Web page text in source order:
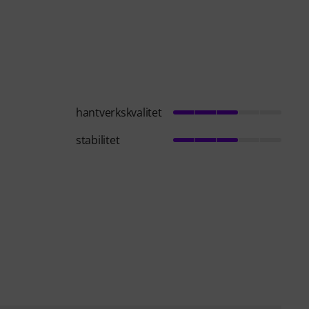
hantverkskvalitet
stabilitet